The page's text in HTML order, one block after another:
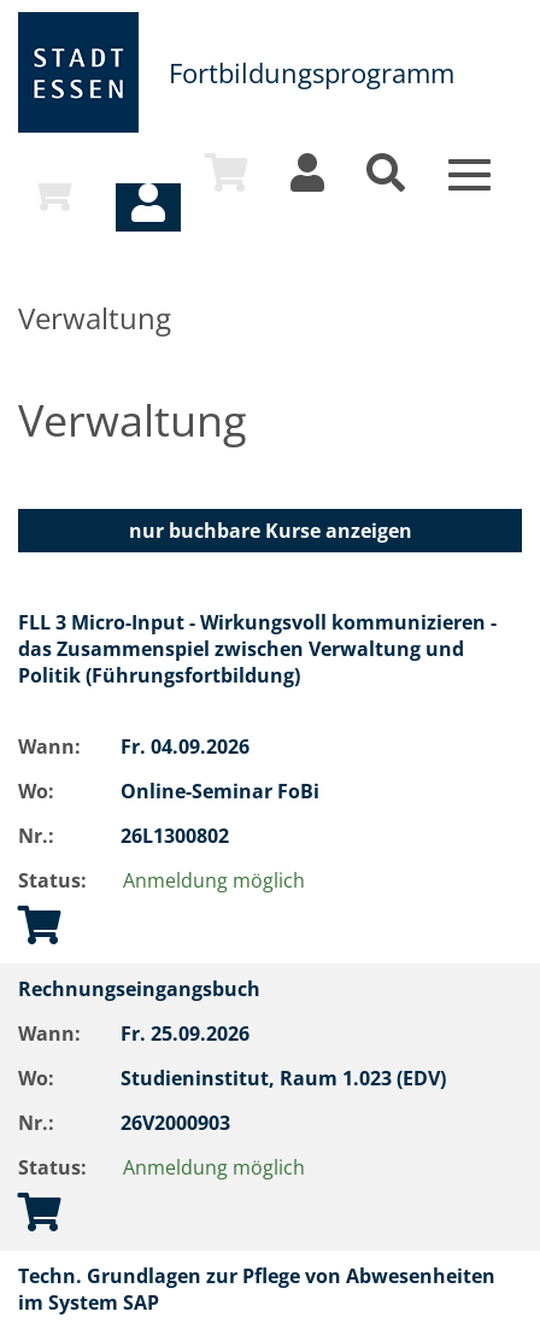
Fortbildungsprogramm
Toggle
Verwaltung
Verwaltung
nur buchbareKurse anzeigen
FLL 3 Micro-Input - Wirkungsvoll kommunizieren -
das Zusammenspiel zwischen Verwaltung und
Politik (Führungsfortbildung)
Wann: Fr. 04.09.2026
Wo:
Online-Seminar FoBi
Nr.:
26L1300802
Status:
Anmeldung möglich
Rechnungseingangsbuch
Wann:
Fr. 25.09.2026
Wo:
Studieninstitut, Raum 1.023 (EDV)
Nr.:
26V2000903
Status:
Anmeldung möglich
Techn. Grundlagen zur Pflege von Abwesenheiten
im System SAP